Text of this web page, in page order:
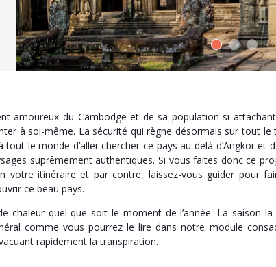
amoureux du Cambodge et de sa population si
à soi-même. La sécurité qui règne désormais sur tout le
le monde d’aller chercher ce pays au-delà d’Angkor et
suprêmement authentiques. Si vous faites donc ce
votre itinéraire et par contre, laissez-vous guider pour
ce beau pays.
chaleur quel que soit le moment de l’année. La saison
comme vous pourrez le lire dans notre module
rapidement la transpiration.